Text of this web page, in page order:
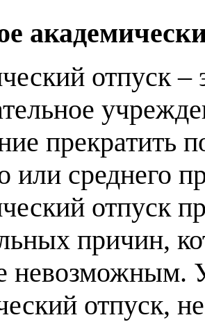
отпуск –
прекратить
или среднего
отпуск
причин,
отпуск,